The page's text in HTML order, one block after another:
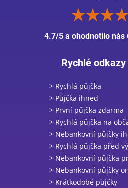
4.7/5 a ohodnotilo nás
Rychlé odkazy
> Rychlá půjčka
> Půjčka ihned
> První půjčka zdarma
> Rychlá půjčka na
> Nebankovní půjčky
> Rychlá půjčka před
> Nebankovní půjčka
> Nebankovní půjčky
> Krátkodobé půjčky